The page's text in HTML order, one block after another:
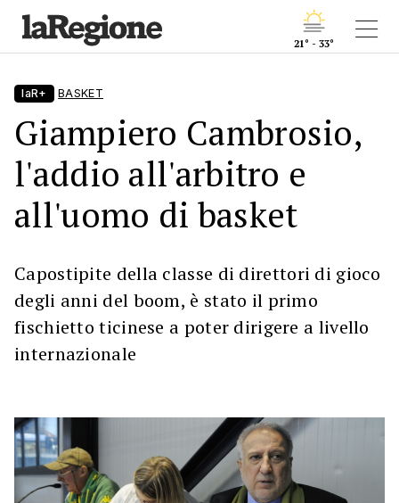
21° - 33°
laR+ BASKET
Giampiero Cambrosio,
l'addio all'arbitro e
all'uomo di basket
Capostipite della classe di direttori di gioco
degli anni del boom, è stato il primo
fischietto ticinese a poter dirigere a livello
internazionale